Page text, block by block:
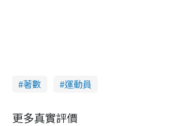
著數 運動員
更多真實評價